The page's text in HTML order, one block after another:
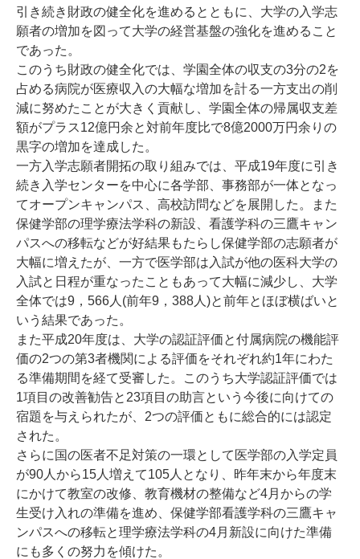
引き続き財政の健全化を進めるとともに、大学の入学志
願者の増加を図って大学の経営基盤の強化を進めること
であった。
このうち財政の健全化では、学園全体の収支の3分の2を
占める病院が医療収入の大幅な増加を計る一方支出の削
減に努めたことが大きく貢献し、学園全体の帰属収支差
額がプラス12億円余と対前年度比で8億2000万円余りの
黒字の増加を達成した。
一方入学志願者開拓の取り組みでは、平成19年度に引き
続き入学センターを中心に各学部、事務部が一体となっ
てオープンキャンパス、高校訪問などを展開した。また
保健学部の理学療法学科の新設、看護学科の三鷹キャン
パスへの移転などが好結果もたらし保健学部の志願者が
大幅に増えたが、一方で医学部は入試が他の医科大学の
入試と日程が重なったこともあって大幅に減少し、大学
全体では9，566人(前年9，388人)と前年とほぼ横ばいと
いう結果であった。
また平成20年度は、大学の認証評価と付属病院の機能評
価の2つの第3者機関による評価をそれぞれ約1年にわた
る準備期間を経て受審した。このうち大学認証評価では
1項目の改善勧告と23項目の助言という今後に向けての
宿題を与えられたが、2つの評価ともに総合的には認定
された。
さらに国の医者不足対策の一環として医学部の入学定員
が90人から15人増えて105人となり、昨年末から年度末
にかけて教室の改修、教育機材の整備など4月からの学
生受け入れの準備を進め、保健学部看護学科の三鷹キャ
ンパスへの移転と理学療法学科の4月新設に向けた準備
にも多くの努力を傾けた。